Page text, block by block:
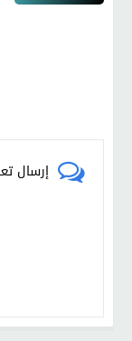
إرسال